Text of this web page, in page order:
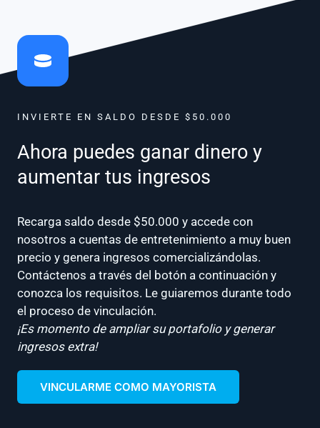
INVIERTE EN SALDO DESDE $50.000
Ahora puedes ganar dinero y
aumentar tus ingresos
Recarga saldo desde $50.000 y accede con
nosotros a cuentas de entretenimiento a muy buen
precio y genera ingresos comercializándolas.
Contáctenos a través del botón a continuación y
conozca los requisitos. Le guiaremos durante todo
el proceso de vinculación.
¡Es momento de ampliar su portafolio y generar
ingresos extra!
VINCULARME COMO MAYORISTA